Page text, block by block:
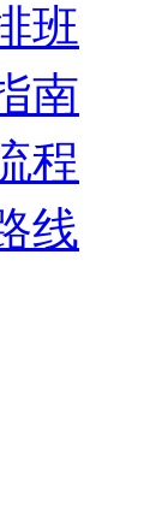
班
南
程
线